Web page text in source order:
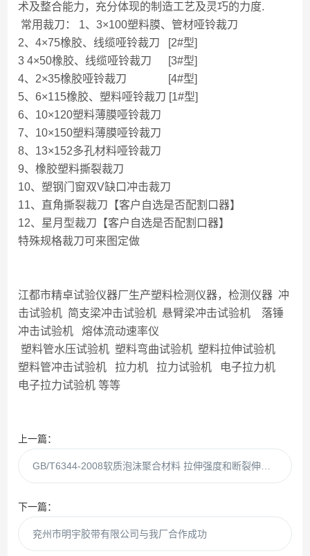
术及整合能力，充分体现的制造工艺及灵巧的力度.
常用裁刀： 1、3×100塑料膜、管材哑铃裁刀
2、4×75橡胶、线缆哑铃裁刀 [2#型]
3 4×50橡胶、线缆哑铃裁刀 [3#型]
4、2×35橡胶哑铃裁刀 [4#型]
5、6×115橡胶、塑料哑铃裁刀 [1#型]
6、10×120塑料薄膜哑铃裁刀
7、10×150塑料薄膜哑铃裁刀
8、13×152多孔材料哑铃裁刀
9、橡胶塑料撕裂裁刀
10、塑钢门窗双V缺口冲击裁刀
11、直角撕裂裁刀【客户自选是否配割口器】
12、星月型裁刀【客户自选是否配割口器】
特殊规格裁刀可来图定做
江都市精卓试验仪器厂生产塑料检测仪器，检测仪器 冲
击试验机 简支梁冲击试验机 悬臂梁冲击试验机 落锤
冲击试验机 熔体流动速率仪
塑料管水压试验机 塑料弯曲试验机 塑料拉伸试验机
塑料管冲击试验机 拉力机 拉力试验机 电子拉力机
电子拉力试验机 等等
上一篇：
下一篇：
兖州市明宇胶带有限公司与我厂合作成功